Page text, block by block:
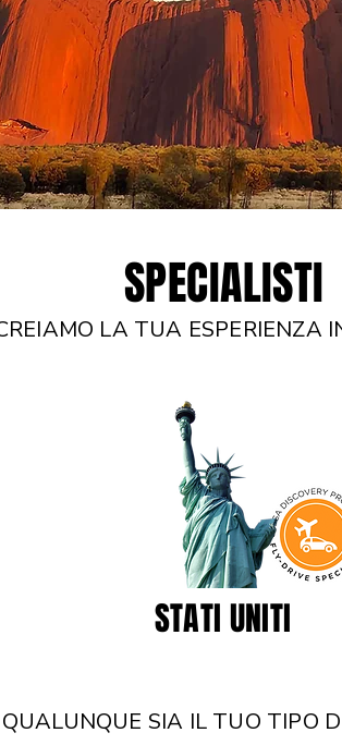
SPECIALISTI
LA TUA ESPERIENZA
STATI UNITI
QUALUNQUE SIA IL TUO TIPO